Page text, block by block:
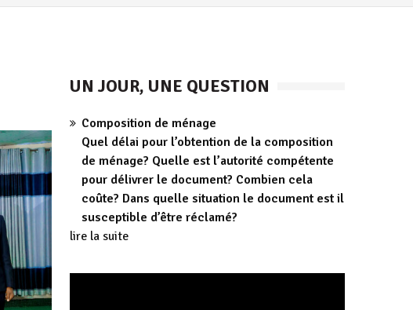
UN JOUR, UNE QUESTION
Composition de ménage
Quel délai pour l’obtention de la composition
de ménage? Quelle est l’autorité compétente
pour délivrer le document? Combien cela
coûte? Dans quelle situation le document est il
susceptible d’être réclamé?
lire la suite